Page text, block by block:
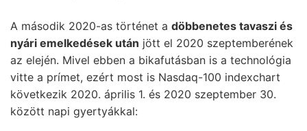
A második 2020-as történet a döbbenetes tavaszi és
nyári emelkedések után jött el 2020 szeptemberének
az elején. Mivel ebben a bikafutásban is a technológia
vitte a prímet, ezért most is Nasdaq-100 indexchart
következik 2020. április 1. és 2020 szeptember 30.
között napi gyertyákkal: